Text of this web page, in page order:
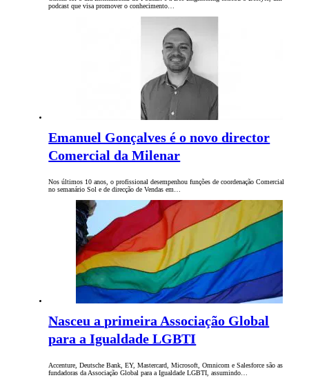
podcast que visa promover o conhecimento…
Emanuel Gonçalves é o novo director
Comercial da Milenar
Nos últimos 10 anos, o profissional desempenhou funções de coordenação Comercial
no semanário Sol e de direcção de Vendas em…
Nasceu a primeira Associação Global
para a Igualdade LGBTI
Accenture, Deutsche Bank, EY, Mastercard, Microsoft, Omnicom e Salesforce são as
fundadoras da Associação Global para a Igualdade LGBTI, assumindo…